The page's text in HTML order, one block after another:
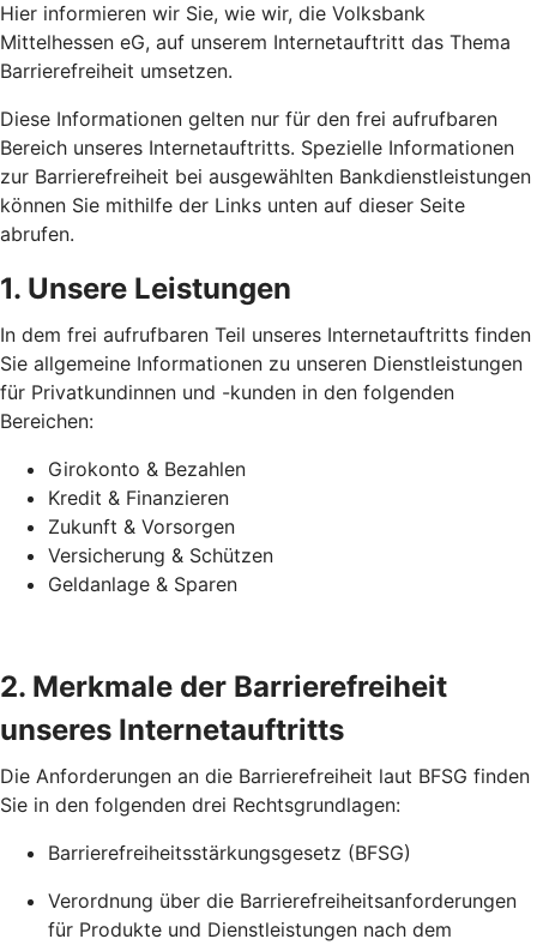
Hier informieren wir Sie, wie wir, die Volksbank
Mittelhessen eG, auf unserem Internetauftritt das Thema
Barrierefreiheit umsetzen.
Diese Informationen gelten nur für den frei aufrufbaren
Bereich unseres Internetauftritts. Spezielle Informationen
zur Barrierefreiheit bei ausgewählten Bankdienstleistungen
können Sie mithilfe der Links unten auf dieser Seite
abrufen.
1. Unsere Leistungen
In dem frei aufrufbaren Teil unseres Internetauftritts finden
Sie allgemeine Informationen zu unseren Dienstleistungen
für Privatkundinnen und -kunden in den folgenden
Bereichen:
Girokonto & Bezahlen
Kredit & Finanzieren
Zukunft & Vorsorgen
Versicherung & Schützen
Geldanlage & Sparen
2. Merkmale der Barrierefreiheit
unseres Internetauftritts
Die Anforderungen an die Barrierefreiheit laut BFSG finden
Sie in den folgenden drei Rechtsgrundlagen:
Barrierefreiheitsstärkungsgesetz (BFSG)
Verordnung über die Barrierefreiheitsanforderungen
für Produkte und Dienstleistungen nach dem